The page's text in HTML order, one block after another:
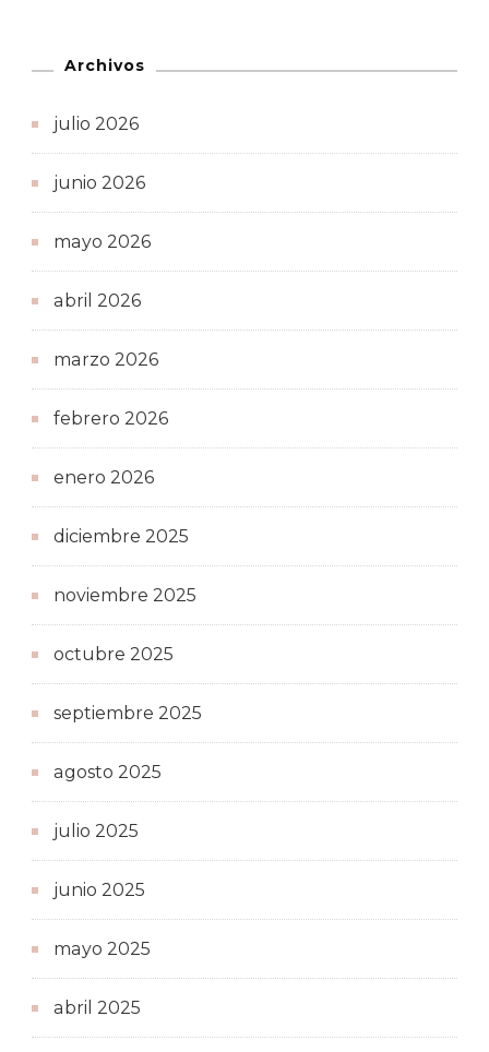
Archivos
julio 2026
junio 2026
mayo 2026
abril 2026
marzo 2026
febrero 2026
enero 2026
diciembre 2025
noviembre 2025
octubre 2025
septiembre 2025
agosto 2025
julio 2025
junio 2025
mayo 2025
abril 2025